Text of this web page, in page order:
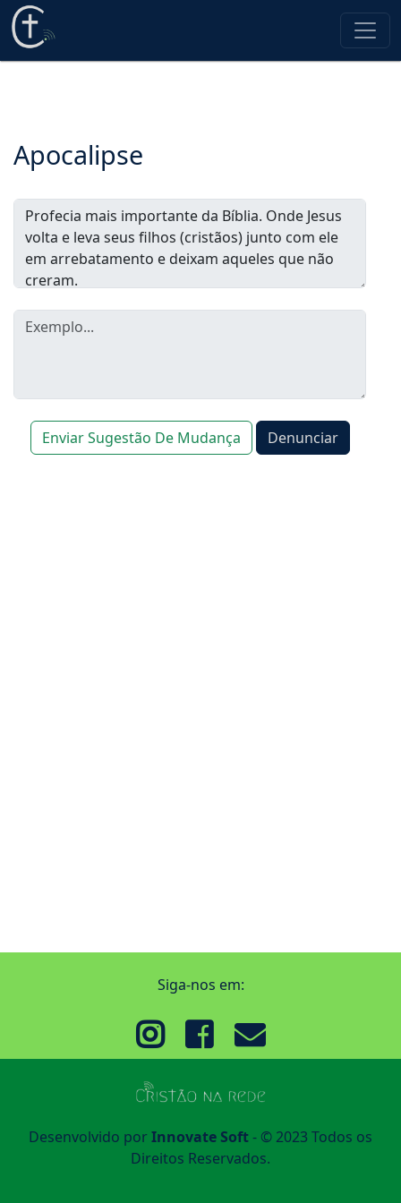
Apocalipse
Enviar Sugestão De Mudança Denunciar
Siga-nos em:
Desenvolvido porInnovate Soft- © 2023 Todos os
Direitos Reservados.